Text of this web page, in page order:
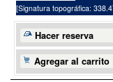
[Signatura topográfica:
Hacer reserva
Agregar al carrito